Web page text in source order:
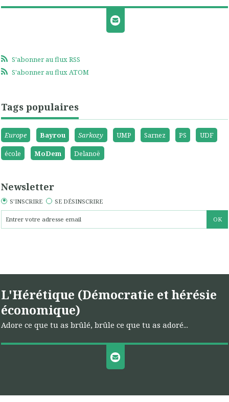
S'abonner au flux RSS
S'abonner au flux ATOM
Tags populaires
Europe Bayrou Sarkozy UMP Sarnez PS
UDF
école
MoDem Delanoë
Newsletter
S'INSCRIRE SE DÉSINSCRIRE
L'Hérétique (Démocratie et hérésie
économique)
Adore ce que tu as brûlé, brûle ce que tu as adoré...